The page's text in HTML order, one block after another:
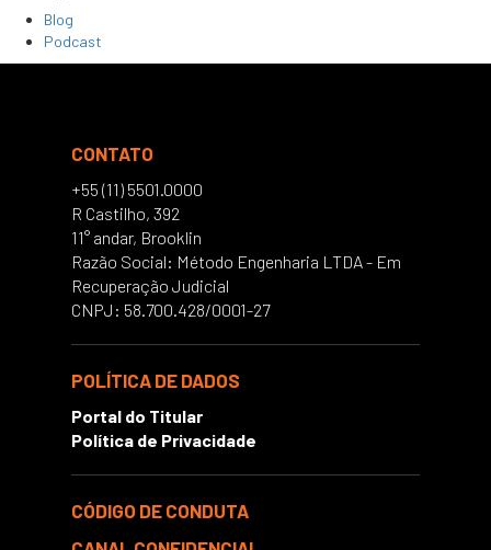
Blog
Podcast
CONTATO
+55 (11) 5501.0000
R Castilho, 392
11° andar, Brooklin
Razão Social: Método Engenharia LTDA - Em
Recuperação Judicial
CNPJ: 58.700.428/0001-27
POLÍTICA DE DADOS
Portal do Titular
Política de Privacidade
CÓDIGO DE CONDUTA